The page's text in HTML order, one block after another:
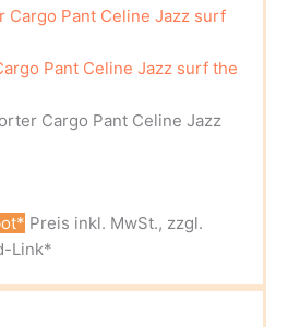
Pant Celine Jazz surf the
Cargo Pant Celine Jazz
Preis inkl. MwSt., zzgl.
Link*